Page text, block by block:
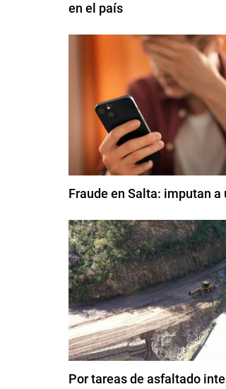
en el país
Fraude en Salta: imputan
Por tareas de asfaltado